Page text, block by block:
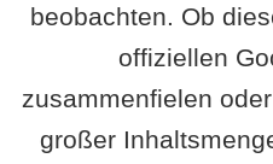
beobachten. Ob
offiziellen
zusammenfielen
großer